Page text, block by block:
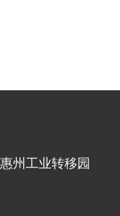
州工业转移园